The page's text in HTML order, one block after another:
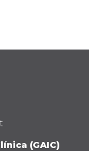
(GAIC)